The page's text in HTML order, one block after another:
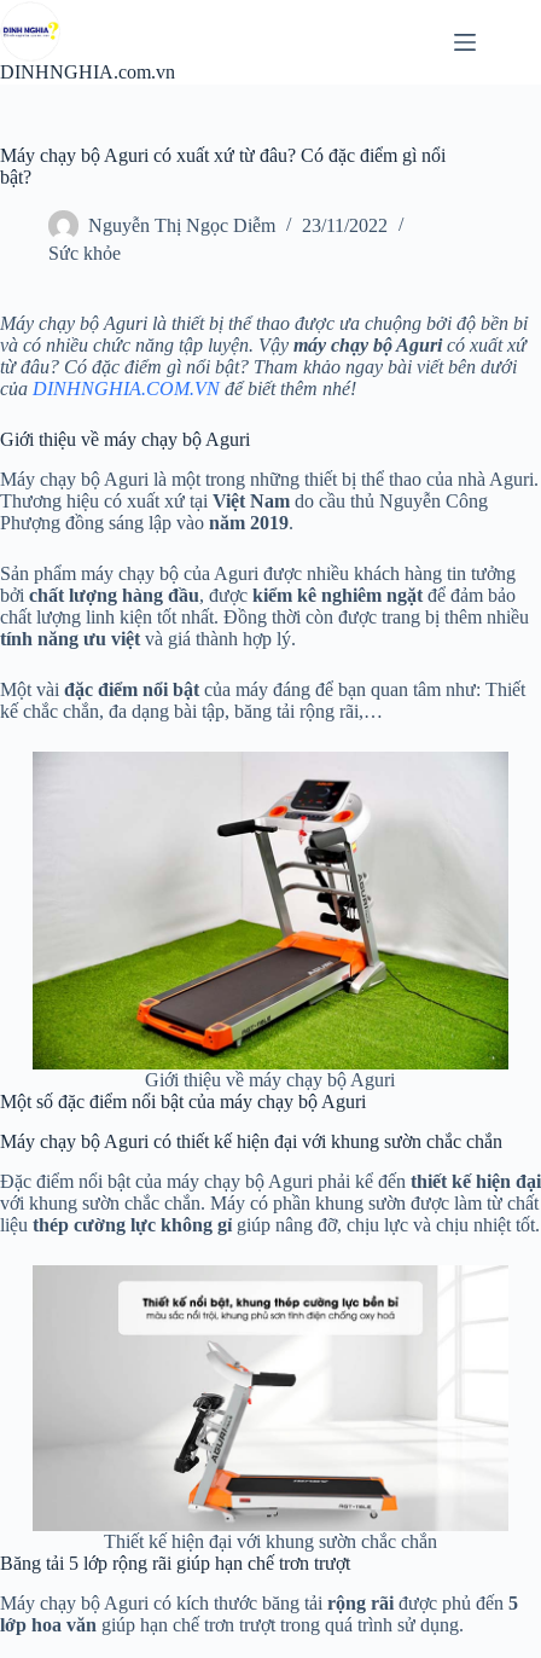
đến
nội
DINHNGHIA.com.vn
Máy chạy bộ Aguri có xuất xứ từ đâu? Có đặc điểm gì nổi
bật?
Nguyễn Thị Ngọc Diễm
23/11/2022
Sức khỏe
Máy chạy bộ Aguri là thiết bị thể thao được ưa chuộng bởi độ bền bỉ
và có nhiều chức năng tập luyện. Vậy máy chạy bộ Aguricó xuất xứ
từ đâu? Có đặc điểm gì nổi bật? Tham khảo ngay bài viết bên dưới
của DINHNGHIA.COM.VNđể biết thêm nhé!
Giới thiệu về máy chạy bộ Aguri
Máy chạy bộ Aguri là một trong những thiết bị thể thao của nhà Aguri.
Thương hiệu có xuất xứ tại Việt Nam do cầu thủ Nguyễn Công
Phượng đồng sáng lập vào năm 2019.
Sản phẩm máy chạy bộ của Aguri được nhiều khách hàng tin tưởng
bởi chất lượng hàng đầu, được kiểm kê nghiêm ngặt để đảm bảo
chất lượng linh kiện tốt nhất. Đồng thời còn được trang bị thêm nhiều
tính năng ưu việt và giá thành hợp lý.
Một vài đặc điểm nổi bật của máy đáng để bạn quan tâm như: Thiết
kế chắc chắn, đa dạng bài tập, băng tải rộng rãi,…
Giới thiệu về máy chạy bộ Aguri
Một số đặc điểm nổi bật của máy chạy bộ Aguri
Máy chạy bộ Aguri có thiết kế hiện đại với khung sườn chắc chắn
Đặc điểm nổi bật của máy chạy bộ Aguri phải kể đến thiết kế hiện đại
với khung sườn chắc chắn. Máy có phần khung sườn được làm từ chất
liệu thép cường lực không gỉ giúp nâng đỡ, chịu lực và chịu nhiệt tốt.
Thiết kế hiện đại với khung sườn chắc chắn
Băng tải 5 lớp rộng rãi giúp hạn chế trơn trượt
Máy chạy bộ Aguri có kích thước băng tải rộng rãi được phủ đến 5
lớp hoa văn giúp hạn chế trơn trượt trong quá trình sử dụng.